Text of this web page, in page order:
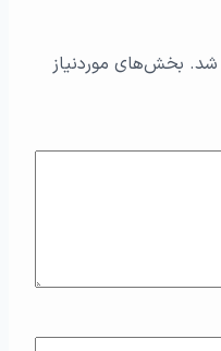
شد. بخش‌های موردنیاز